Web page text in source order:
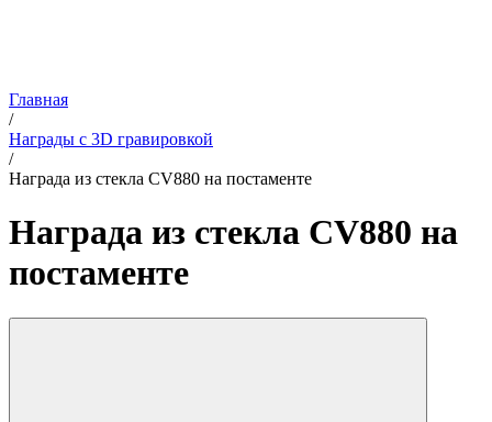
Главная
/
Награды с 3D гравировкой
/
Награда из стекла CV880 на постаменте
Награда из стекла CV880 на
постаменте